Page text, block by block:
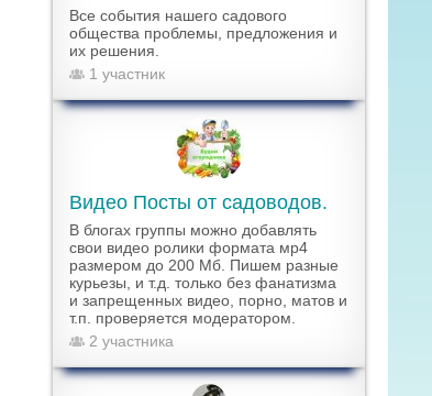
Все события нашего садового
общества проблемы, предложения и
их решения.
1 участник
Видео Посты от садоводов.
В блогах группы можно добавлять
свои видео ролики формата мр4
размером до 200 Мб. Пишем разные
курьезы, и т.д. только без фанатизма
и запрещенных видео, порно, матов и
т.п. проверяется модератором.
2 участника